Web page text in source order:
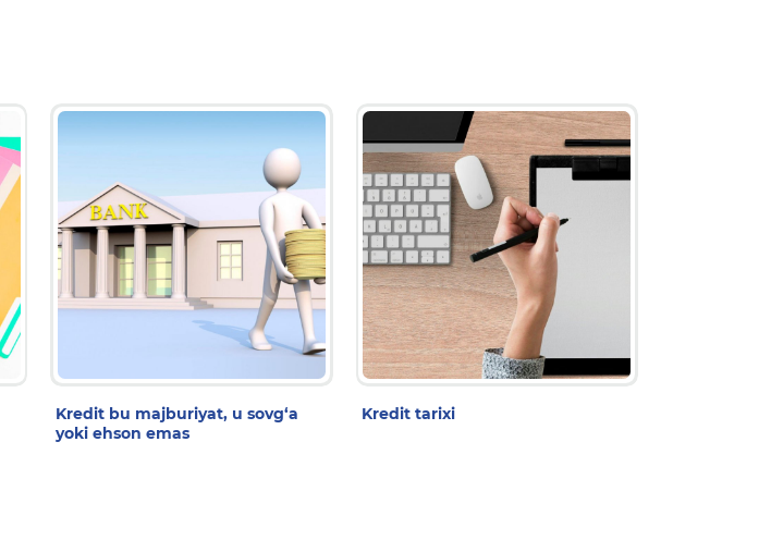
Kredit bu majburiyat, u sovg‘a
yoki ehson emas
Kredit tarixi